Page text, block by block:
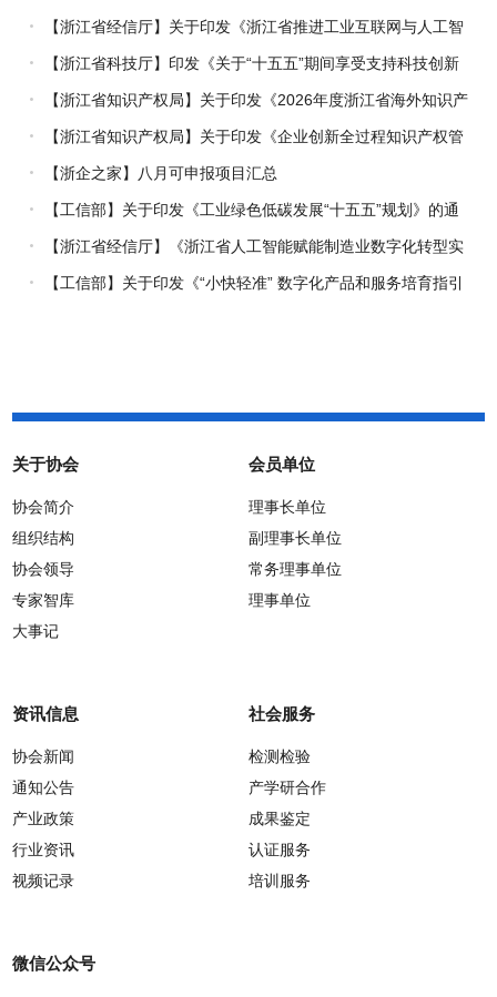
【浙江省经信厅】关于印发《浙江省推进工业互联网与人工智
能融合赋能行动方案》的通知
【浙江省科技厅】印发《关于“十五五”期间享受支持科技创新
进口税收优惠政策的科研机构名单核定的实施办法》的通知
【浙江省知识产权局】关于印发《2026年度浙江省海外知识产
权风险统一基础性保障保险实施方案》的通知
【浙江省知识产权局】关于印发《企业创新全过程知识产权管
理指引》的通知
【浙企之家】八月可申报项目汇总
【工信部】关于印发《工业绿色低碳发展“十五五”规划》的通
知
【浙江省经信厅】《浙江省人工智能赋能制造业数字化转型实
施方案（2026-2030年）》印发
【工信部】关于印发《“小快轻准” 数字化产品和服务培育指引
关于协会
协会简介
组织结构
协会领导
专家智库
大事记
会员单位
理事长单位
副理事长单位
常务理事单位
理事单位
资讯信息
协会新闻
通知公告
产业政策
行业资讯
视频记录
社会服务
检测检验
产学研合作
成果鉴定
认证服务
培训服务
微信公众号